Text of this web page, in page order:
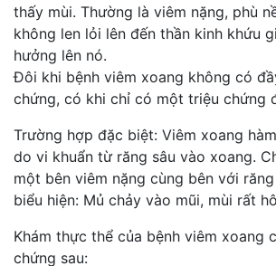
thấy mùi. Thường là viêm nặng, phù
không len lỏi lên đến thần kinh khứu
hưởng lên nó.
Đôi khi bệnh viêm xoang không có
chứng, có khi chỉ có một triệu chứng
Trường hợp đặc biệt: Viêm xoang
do vi khuẩn từ răng sâu vào xoang.
một bên viêm nặng cùng bên với
biểu hiện: Mủ chảy vào mũi, mùi rất
Khám thực thể của bệnh viêm xoang
chứng sau: